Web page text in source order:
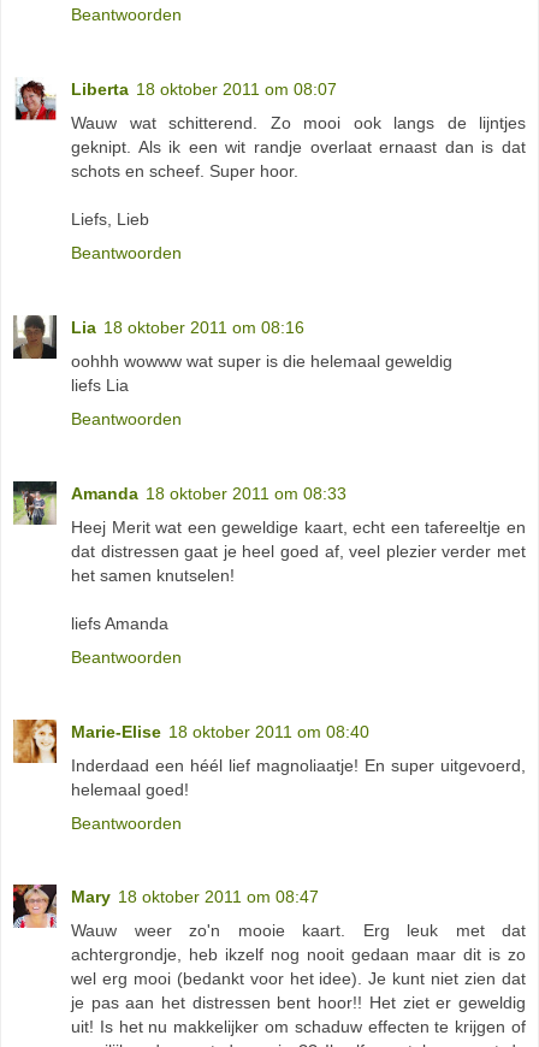
Beantwoorden
Liberta 18 oktober 2011 om 08:07
Wauw wat schitterend. Zo mooi ook langs de lijntjes
geknipt. Als ik een wit randje overlaat ernaast dan is dat
schots en scheef. Super hoor.
Liefs, Lieb
Beantwoorden
Lia 18 oktober 2011 om 08:16
oohhh wowww wat super is die helemaal geweldig
liefs Lia
Beantwoorden
Amanda 18 oktober 2011 om 08:33
Heej Merit wat een geweldige kaart, echt een tafereeltje en
dat distressen gaat je heel goed af, veel plezier verder met
het samen knutselen!
liefs Amanda
Beantwoorden
Marie-Elise 18 oktober 2011 om 08:40
Inderdaad een héél lief magnoliaatje! En super uitgevoerd,
helemaal goed!
Beantwoorden
Mary 18 oktober 2011 om 08:47
Wauw weer zo'n mooie kaart. Erg leuk met dat
achtergrondje, heb ikzelf nog nooit gedaan maar dit is zo
wel erg mooi (bedankt voor het idee). Je kunt niet zien dat
je pas aan het distressen bent hoor!! Het ziet er geweldig
uit! Is het nu makkelijker om schaduw effecten te krijgen of